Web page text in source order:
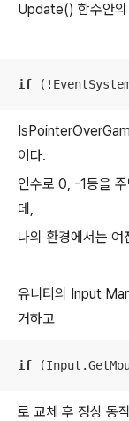
Update() 함수안의
if
이다.
인수로 0, -1등을
데,
나의 환경에서는 여
유니티의 Input
거하고
if
로 교체 후 정상 동